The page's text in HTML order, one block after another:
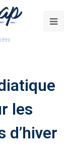
les
d’hiver